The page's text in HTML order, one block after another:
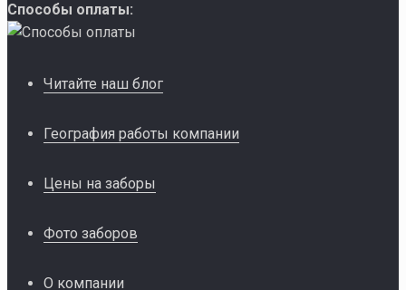
Способы оплаты:
Читайте наш блог
География работы компании
Цены на заборы
Фото заборов
О компании